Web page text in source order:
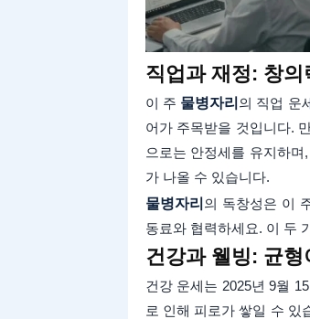
직업과 재정: 창
이 주 물병자리 의 직업 운
어가 주목받을 것입니다.
으로는 안정세를 유지하
가 나올 수 있습니다.
물병자리 의 독창성은 이
동료와 협력하세요. 이 두
건강과 웰빙: 균
건강 운세는 2025년 9월
로 인해 피로가 쌓일 수 있